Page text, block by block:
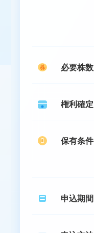
株 必要株数
権利確定
保有条件
申込期間